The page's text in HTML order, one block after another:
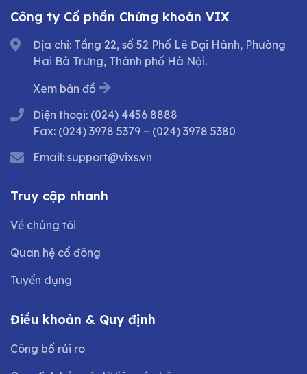
Công ty Cổ phần Chứng khoán VIX
Địa chỉ: Tầng 22, số 52 Phố Lê Đại Hành, Phường
Hai Bà Trưng, Thành phố Hà Nội.
Xem bản đồ
Điện thoại: (024) 4456 8888
Fax: (024) 3978 5379 – (024) 3978 5380
Email: support@vixs.vn
Truy cập nhanh
Về chúng tôi
Quan hệ cổ đông
Tuyển dụng
Điều khoản & Quy định
Công bố rủi ro